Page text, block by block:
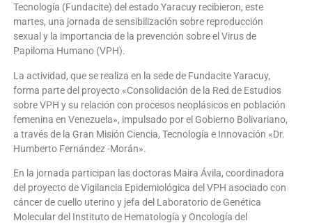
Tecnología (Fundacite) del estado Yaracuy recibieron, este
martes, una jornada de sensibilización sobre reproducción
sexual y la importancia de la prevención sobre el Virus de
Papiloma Humano (VPH).
La actividad, que se realiza en la sede de Fundacite Yaracuy,
forma parte del proyecto «Consolidación de la Red de Estudios
sobre VPH y su relación con procesos neoplásicos en población
femenina en Venezuela», impulsado por el Gobierno Bolivariano,
a través de la Gran Misión Ciencia, Tecnología e Innovación «Dr.
Humberto Fernández -Morán».
En la jornada participan las doctoras Maira Ávila, coordinadora
del proyecto de Vigilancia Epidemiológica del VPH asociado con
cáncer de cuello uterino y jefa del Laboratorio de Genética
Molecular del Instituto de Hematología y Oncología del